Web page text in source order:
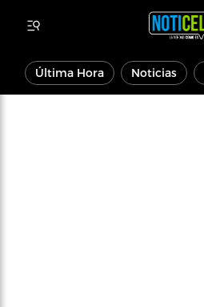
Última Hora Noticias